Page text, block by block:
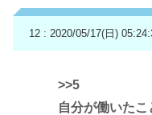
12 : 2020/05/17(日)
>>5
自分が働いた